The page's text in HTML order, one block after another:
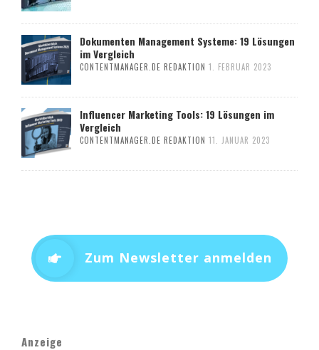
Dokumenten Management Systeme: 19 Lösungen
im Vergleich
CONTENTMANAGER.DE REDAKTION 1. FEBRUAR 2023
Influencer Marketing Tools: 19 Lösungen im
Vergleich
CONTENTMANAGER.DE REDAKTION 11. JANUAR 2023
Zum Newsletter anmelden
Anzeige